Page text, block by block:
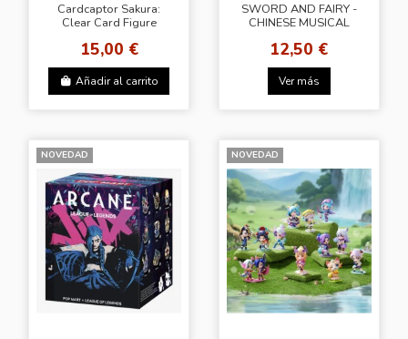
Cardcaptor Sakura:
Clear Card Figure
POPMART
15,00 €
Añadir al carrito
SWORD AND FAIRY -
CHINESE MUSICAL
MART BLINDBOX
12,50 €
Ver más
NOVEDAD NOVEDAD